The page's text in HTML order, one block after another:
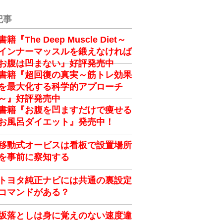
事
籍『The Deep Muscle Diet～
ンナーマッスルを鍛えなければ
腹は凹まない』好評発売中
籍『超回復の真実～筋トレ効果
最大化する科学的アプローチ
』好評発売中
籍『お腹を凹ますだけで痩せる
風呂ダイエット』発売中！
動式オービスは看板で設置場所
事前に察知する
ヨタ純正ナビには共通の裏設定
マンドがある？
落としは身に覚えのない速度違